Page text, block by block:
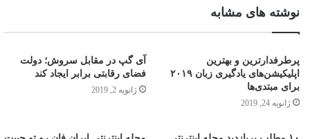
نوشته های مشابه
پرطرفدارترین و بهترین
اپلیکیشن‌های یادگیری زبان ۲۰۱۹
برای مبتدی‌ها
ژانویه 24, 2019
آی گپ در مقابل سروش؛ دولت
فضای رقابتی برابر ایجاد کند
ژانویه 2, 2019